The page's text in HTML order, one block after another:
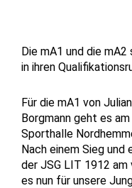
Die mA1 und die mA2
in ihren
Für die mA1 von
Borgmann geht es
Sporthalle
Nach einem Sieg und
der JSG LIT 1912 am
es nun für unsere